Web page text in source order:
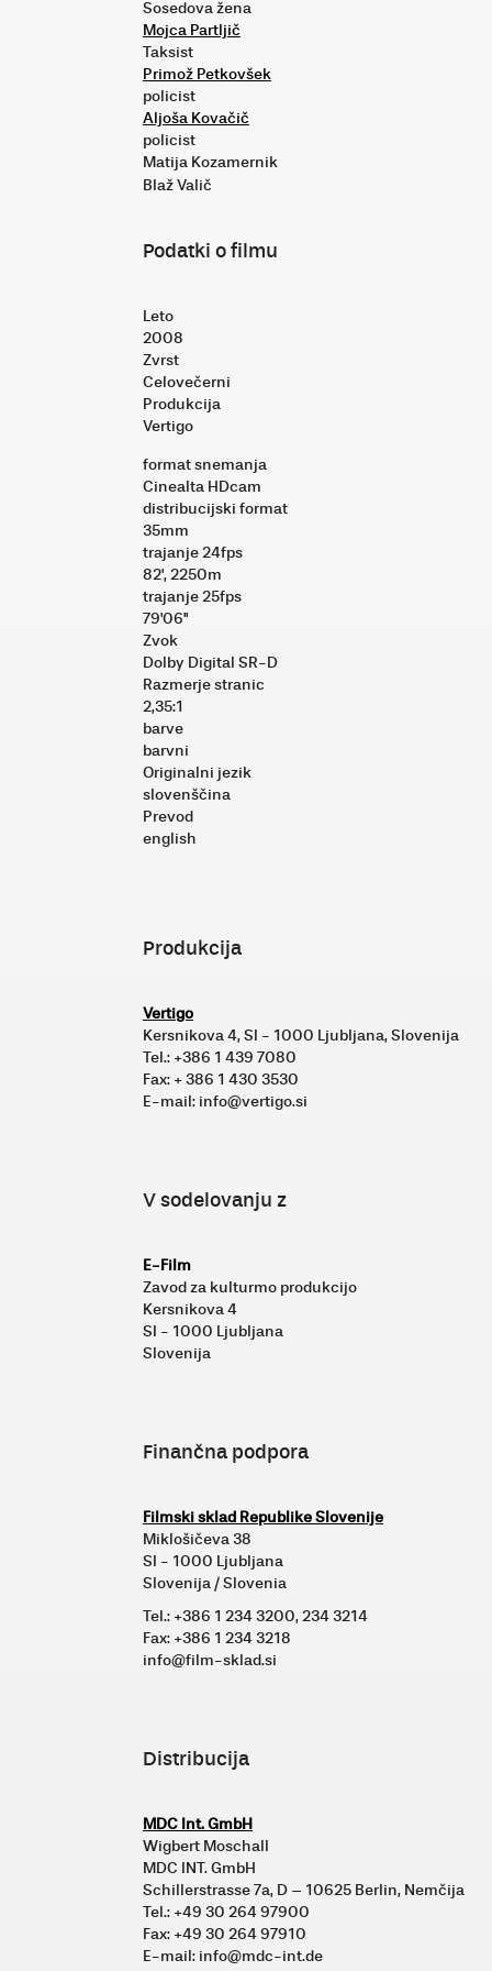
Sosedova žena
Mojca Partljič
Taksist
Primož Petkovšek
policist
Aljoša Kovačič
policist
Matija Kozamernik
Blaž Valič
Podatki o filmu
Leto
2008
Zvrst
Celovečerni
Produkcija
Vertigo
format snemanja
Cinealta HDcam
distribucijski format
35mm
trajanje 24fps
82', 2250m
trajanje 25fps
79'06''
Zvok
Dolby Digital SR-D
Razmerje stranic
2,35:1
barve
barvni
Originalni jezik
slovenščina
Prevod
english
Produkcija
Vertigo
Kersnikova 4, SI - 1000 Ljubljana, Slovenija
Tel.: +386 1 439 7080
Fax: + 386 1 430 3530
E-mail: info@vertigo.si
V sodelovanju z
E-Film
Zavod za kulturmo produkcijo
Kersnikova 4
SI - 1000 Ljubljana
Slovenija
Finančna podpora
Filmski sklad Republike Slovenije
Miklošičeva 38
SI - 1000 Ljubljana
Slovenija / Slovenia
Tel.: +386 1 234 3200, 234 3214
Fax: +386 1 234 3218
info@film-sklad.si
Distribucija
MDC Int. GmbH
Wigbert Moschall
MDC INT. GmbH
Schillerstrasse 7a, D – 10625 Berlin, Nemčija
Tel.: +49 30 264 97900
Fax: +49 30 264 97910
E-mail: info@mdc-int.de